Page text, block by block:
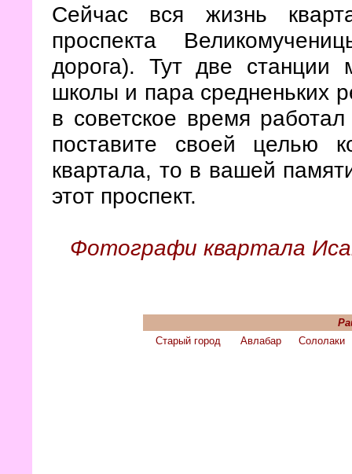
Сейчас вся жизнь
проспекта
дорога). Тут две станции
школы и пара средненьких
в советское время
поставите своей целью
квартала, то в вашей
этот проспект.
Фотографи квартала
Старый город
Авлабар Сололаки